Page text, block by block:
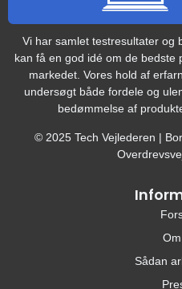
Vi har samlet testresultater og
kan få en god idé om de
markedet. Vores hold af
undersøgt både fordele og
bedømmelse af
© 2025 Tech Vejlederen |
Sådan